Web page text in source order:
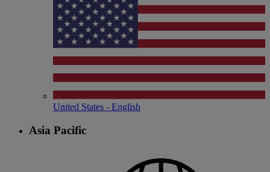
United States - English
Asia Pacific